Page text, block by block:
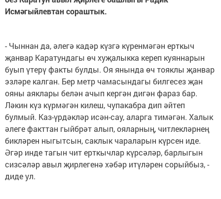
Исмәгыйлевтан сораштык.
- Чыннан да, әлегә кадәр күзгә күренмәгән ерткыч
җанвар Каратундагы өч хуҗалыкка кереп куяннарын
буып үтерү факты булды. Оя янында өч тояклы җанвар
эзләре калган. Бер метр чамасындагы билгесез җан
ояны аяклары белән ачып кергән дигән фараз бар.
Ләкин күз күрмәгән килеш, чупакабра дип әйтеп
булмый. Каз-үрдәкләр исән-сау, аларга тимәгән. Халык
әлеге факттан гыйбрәт алып, ояларның, читлекләрнең
бикләрен ныгытсын, саклык чараларын күрсен иде.
Әгәр инде тагын чит ерткычлар күрсәләр, барлыгын
сизсәләр авыл җирлегенә хәбәр итүләрен сорыйбыз, -
диде ул.